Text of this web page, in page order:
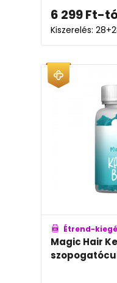
6 299Ft-
Kiszerelés:
Étrend-
Magic Hair